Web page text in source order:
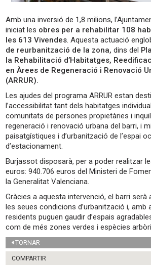
Amb una inversió de 1,8 milions,
iniciat les obres per a rehabilitar 108
les 613 Vivendes. Aquesta actuació
de reurbanització de la zona, dins del
la Rehabilitació d’Habitatges,
en Àrees de Regeneració i Renovació
(ARRUR).
Les ajudes del programa ARRUR estan
l’accessibilitat tant dels habitatges
comunitats de persones propietàries i
regeneració i renovació urbana del barri, i
paisatgístiques i d’urbanització de l’espai
d’estacionament.
Burjassot disposarà, per a poder realitzar
euros: 940.706 euros del Ministeri de
la Generalitat Valenciana.
Gràcies a aquesta intervenció, el barri serà
les seues condicions d’urbanització i, amb
residents puguen gaudir d’espais
com de més zones verdes i espècies
TORNAR
COMPARTIR